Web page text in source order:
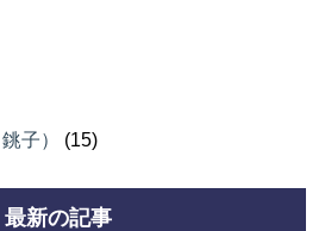
子）
(15)
最新の記事